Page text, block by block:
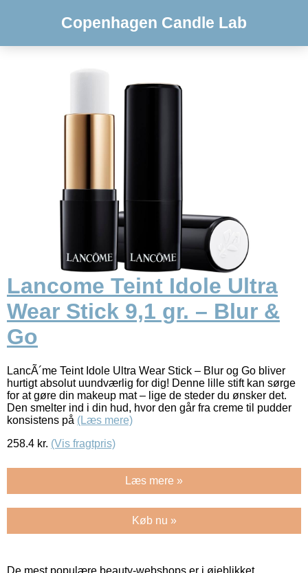
Copenhagen Candle Lab
Lancome Teint Idole Ultra
Wear Stick 9,1 gr. – Blur &
Go
LancÃ´me Teint Idole Ultra Wear Stick – Blur og Go bliver
hurtigt absolut uundværlig for dig! Denne lille stift kan sørge
for at gøre din makeup mat – lige de steder du ønsker det.
Den smelter ind i din hud, hvor den går fra creme til pudder
konsistens på (Læs mere)
258.4 kr. (Vis fragtpris)
Læs mere »
Køb nu »
De mest populære beauty-webshops er i øjeblikket